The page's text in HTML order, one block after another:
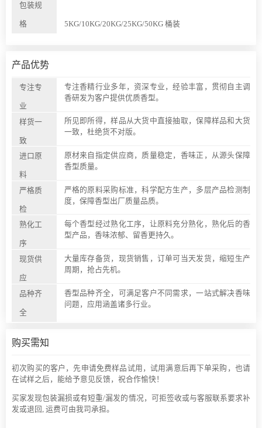
包装规
格 5KG/10KG/20KG/25KG/50KG 桶装
产品优势
专注专
业
专注香精行业多年，资深专业，经验丰富，贯彻自主调
香研发为客户提供优质香型。
样货一
致
所见即所得，样品从大货中直接抽取，保障样品和大货
一致，杜绝货不对版。
进口原
料
原材来自指定供应商，质量稳定，香味正，从源头保障
香型质量。
严格质
检
严格的原料采购标准，科学配方生产，多层产品检测制
度，保障香型出厂质量品质。
熟化工
序
每个香型经过熟化工序，让原料充分熟化，熟化后的香
型产品，香味浓郁、留香更持久。
现货供
应
大量库存备货，现货销售，订单可当天发货，缩短生产
周期，抢占先机。
品种齐
全
香型品种齐全，可满足客户不同需求，一站式解决香味
问题，应用涵盖诸多行业。
购买需知
初次购买的客户，先申请免费样品试用，试用满意后再下单采购，也请
在试样之后，能给予意见反馈，祝合作愉快！
买家发现包装漏损或有短重/漏发的情况，可拒签收或与客服联系要求补
发或退回, 运费可由我司承担。